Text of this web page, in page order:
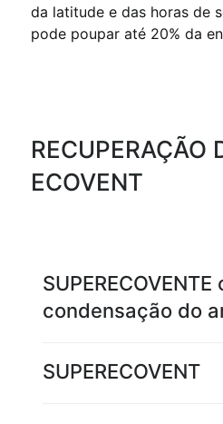
da latitude e das horas de
pode poupar até 20% da
RECUPERAÇÃO
ECOVENT
SUPERECOVENTE
condensação do
SUPERECOVENT